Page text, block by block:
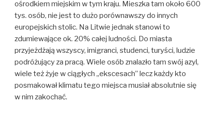
ośrodkiem miejskim w tym kraju. Mieszka tam około 600
tys. osób, nie jest to dużo porównawszy do innych
europejskich stolic. Na Litwie jednak stanowi to
zdumiewające ok. 20% całej ludności. Do miasta
przyjeżdżają wszyscy, imigranci, studenci, turyści, ludzie
podróżujący za pracą. Wiele osób znalazło tam swój azyl,
wiele też żyje w ciągłych „ekscesach” lecz każdy kto
posmakował klimatu tego miejsca musiał absolutnie się
w nim zakochać.